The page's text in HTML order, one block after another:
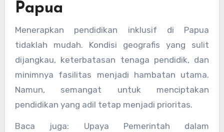
Papua
Menerapkan pendidikan inklusif di Papua
tidaklah mudah. Kondisi geografis yang sulit
dijangkau, keterbatasan tenaga pendidik, dan
minimnya fasilitas menjadi hambatan utama.
Namun, semangat untuk menciptakan
pendidikan yang adil tetap menjadi prioritas.
Baca juga: Upaya Pemerintah dalam